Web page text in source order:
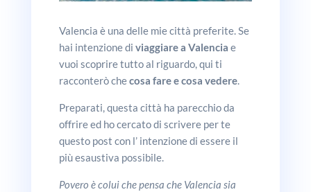
Valencia è una delle mie città preferite. Se
hai intenzione di viaggiare a Valencia e
vuoi scoprire tutto al riguardo, qui ti
racconterò checosa fare e cosa vedere.
Preparati, questa città ha parecchio da
offrire ed ho cercato di scrivere per te
questo post con l’ intenzione di essere il
più esaustiva possibile.
Povero è colui che pensa che Valencia sia